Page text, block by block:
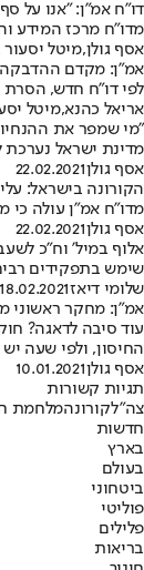
דו"ח אמ"ן: "אנו על
מדו"ח מרכז המידע והידע עולה כי מקדם ההדבקה
אסף גולן,מיטל
אמ"ן: מקדם
לפי דו"ח חדש, הסרת
אריאל כהנא,מיטל
"מי שמפר את
מדינת ישראל
אסף גולן22.02.2021
הקורונה בישראל:
מדו"ח אמ"ן עולה כי מקדם ההדבקה עומד על 0.83, אחרי שהגיע
אסף גולן22.02.2021
אלוף במיל' וח"כ
שימש בתפקידים
שלומי דיאז18.02.2021
אמ"ן: מחקר ראשוני
עוד סיבה לדאגה?
החיסון, ולפי שעה יש
אסף גולן10.01.2021
תגיות קשורות
צה"לקורונהמלחמת
חדשות
בארץ
בעולם
ביטחוני
פוליטי
פלילים
בריאות